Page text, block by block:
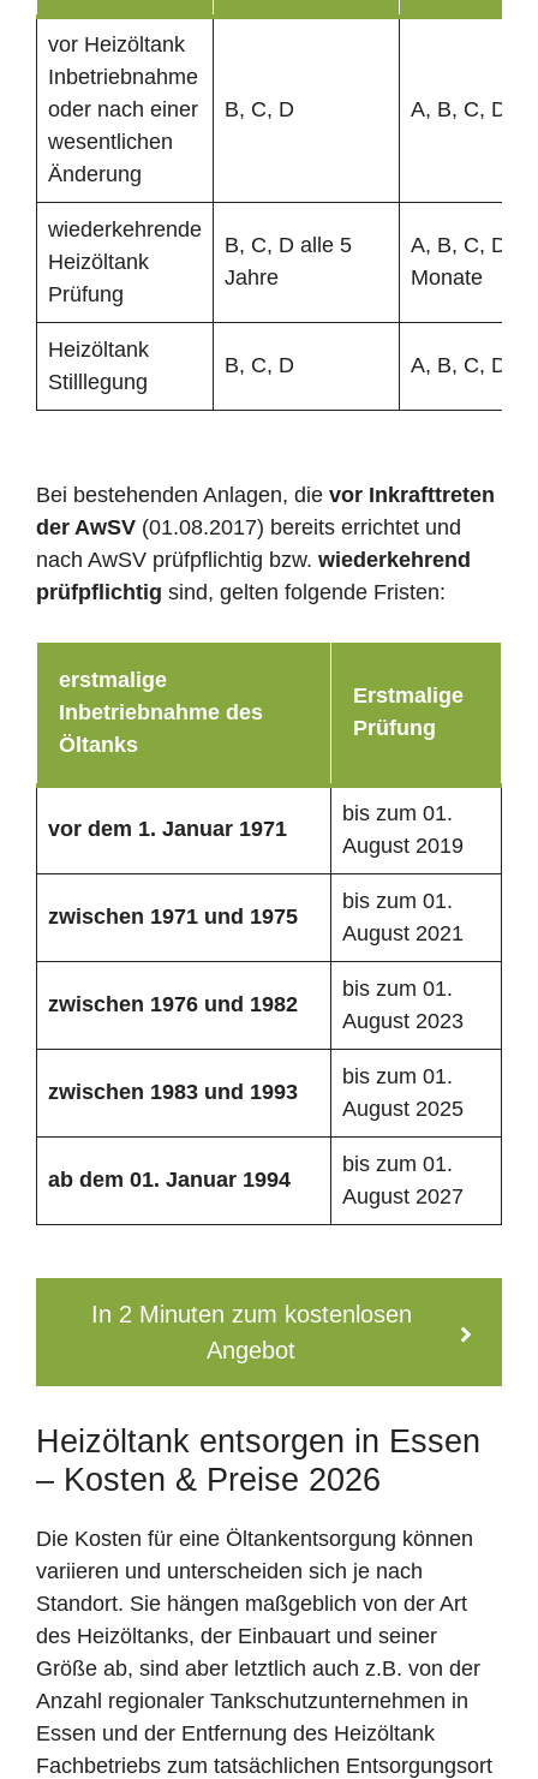
vor Heizöltank
Inbetriebnahme
oder nach einer
wesentlichen
Änderung
B, C, D A, B, C, D
wiederkehrende
Heizöltank
Prüfung
B, C, D alle 5
Jahre
A, B, C, D
Monate
Heizöltank
Stilllegung
B, C, D A, B, C, D
Bei bestehenden Anlagen, die vor Inkrafttreten
der AwSV (01.08.2017) bereits errichtet und
nach AwSV prüfpflichtig bzw. wiederkehrend
prüfpflichtig sind, gelten folgende Fristen:
erstmalige
Inbetriebnahme des
Öltanks
Erstmalige
Prüfung
vor dem 1. Januar 1971
bis zum 01.
August 2019
zwischen 1971 und 1975
bis zum 01.
August 2021
zwischen 1976 und 1982
bis zum 01.
August 2023
zwischen 1983 und 1993
bis zum 01.
August 2025
ab dem 01. Januar 1994
bis zum 01.
August 2027
In 2 Minuten zum kostenlosen
Angebot
Heizöltank entsorgen in Essen
– Kosten & Preise 2026
Die Kosten für eine Öltankentsorgung können
variieren und unterscheiden sich je nach
Standort. Sie hängen maßgeblich von der Art
des Heizöltanks, der Einbauart und seiner
Größe ab, sind aber letztlich auch z.B. von der
Anzahl regionaler Tankschutzunternehmen in
Essen und der Entfernung des Heizöltank
Fachbetriebs zum tatsächlichen Entsorgungsort